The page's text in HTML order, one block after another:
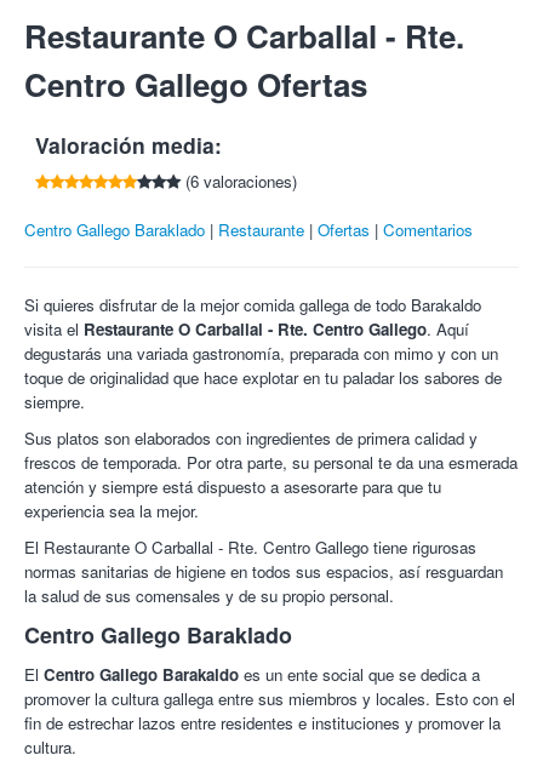
Degustación de croquetas caseras:
Pulpo y queso de arzua
Jamón ibérico
Seguimos con:
Empanada casera gallega
De la tierra:
Acompañado de:
Cachelos
¡Colectivia y Galicia para ti en la mesa!
Un cupón por persona. Compra mínima de 2 cupones.
eres cliente de Colectivia. Sujeto a disponibilidad del
Cancelaciones con 24 horas de antelación.
Compra todos los cupones que quieras para ti o para
regalar.
Tlf:946561802
por cada amigo que compre esta oferta.
Restaurante O Carballal - Rte.
Centro Gallego Ofertas
Valoración media:
(6 valoraciones)
Centro Gallego Baraklado Restaurante Ofertas Comentarios
Si quieres disfrutar de la mejor comida gallega de todo Barakaldo
visita el Restaurante O Carballal - Rte. Centro Gallego. Aquí
degustarás una variada gastronomía, preparada con mimo y con un
toque de originalidad que hace explotar en tu paladar los sabores de
siempre.
Sus platos son elaborados con ingredientes de primera calidad y
frescos de temporada. Por otra parte, su personal te da una esmerada
atención y siempre está dispuesto a asesorarte para que tu
experiencia sea la mejor.
El Restaurante O Carballal - Rte. Centro Gallego​​​​​​​ tiene rigurosas
normas sanitarias de higiene en todos sus espacios, así resguardan
la salud de sus comensales y de su propio personal.
Centro Gallego Baraklado
El Centro Gallego Barakaldo es un ente social que se dedica a
promover la cultura gallega entre sus miembros y locales. Esto con el
fin de estrechar lazos entre residentes e instituciones y promover la
cultura.